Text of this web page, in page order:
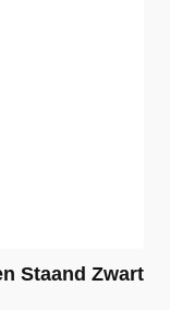
Staand Zwart